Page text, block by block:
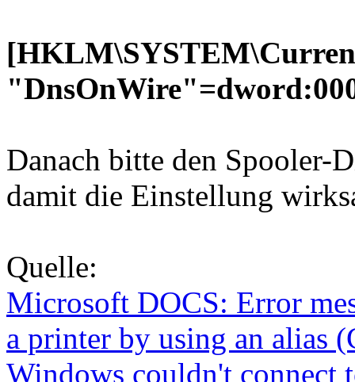
Danach bitte den Spooler-
damit die Einstellung
Quelle:
Microsoft DOCS: Error
a printer by using an alias
Windows couldn't connect